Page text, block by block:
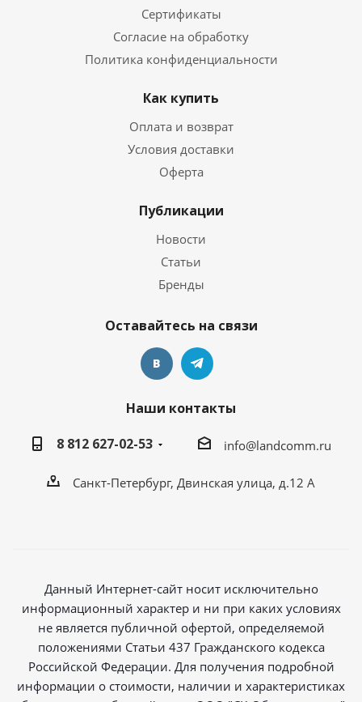
Сертификаты
Согласие на обработку
Политика конфиденциальности
Как купить
Оплата и возврат
Условия доставки
Оферта
Публикации
Новости
Статьи
Бренды
Оставайтесь на связи
Наши контакты
8 812 627-02-53
info@landcomm.ru
Санкт-Петербург, Двинская улица, д.12 А
Данный Интернет-сайт носит исключительно
информационный характер и ни при каких условиях
не является публичной офертой, определяемой
положениями Статьи 437 Гражданского кодекса
Российской Федерации. Для получения подробной
информации о стоимости, наличии и характеристиках